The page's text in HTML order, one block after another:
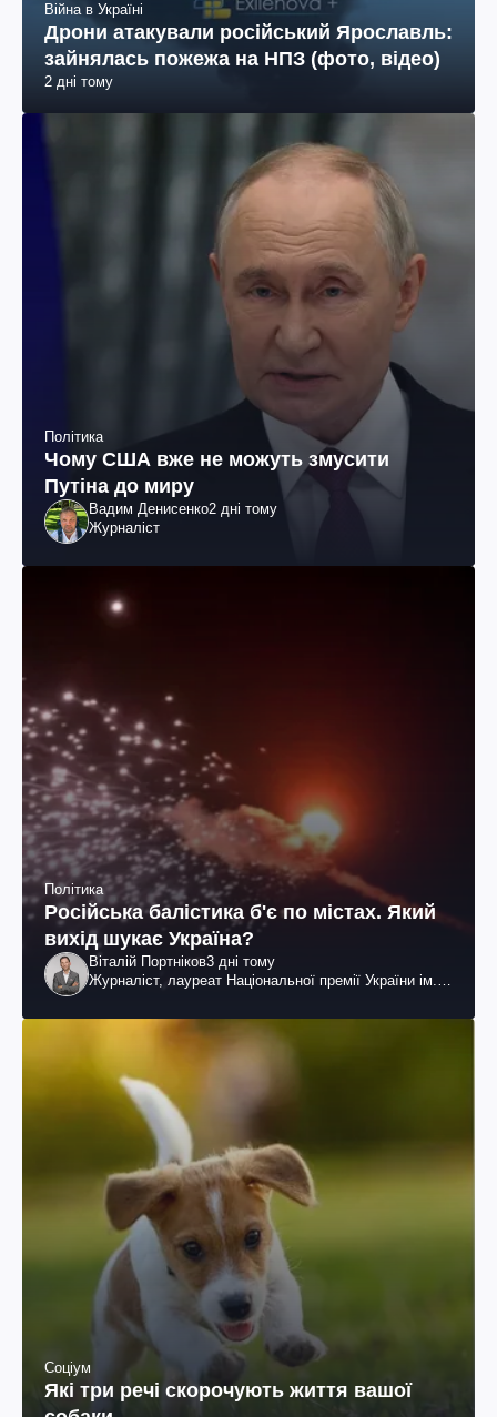
Війна в Україні
Дрони атакували російський Ярославль:
зайнялась пожежа на НПЗ (фото, відео)
2 дні тому
Політика
Чому США вже не можуть змусити
Путіна до миру
Вадим Денисенко2 дні тому
Журналіст
Політика
Російська балістика б'є по містах. Який
вихід шукає Україна?
Віталій Портніков3 дні тому
Журналіст, лауреат Національної премії України ім.
Соціум
Які три речі скорочують життя вашої